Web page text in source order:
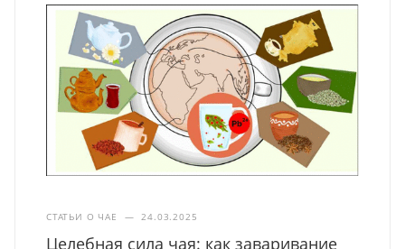
СТАТЬИ О ЧАЕ — 24.03.2025
Целебная сила чая: как заваривание